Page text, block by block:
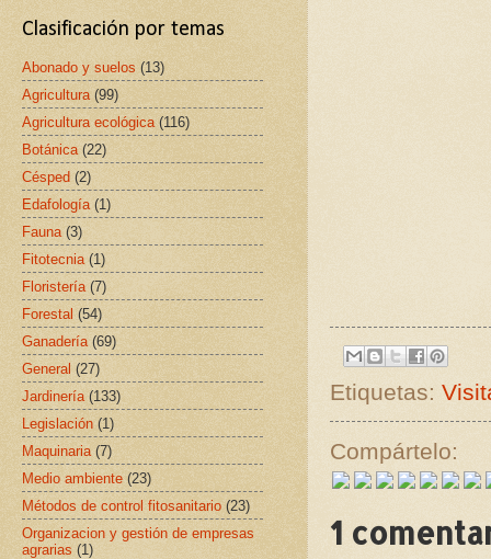
Etiquetas:
Compártelo:
1
Clasificación por temas
Abonado y suelos (13)
Agricultura (99)
Agricultura ecológica (116)
Botánica (22)
Césped (2)
Edafología (1)
Fauna (3)
Fitotecnia (1)
Floristería (7)
Forestal (54)
Ganadería (69)
General (27)
Jardinería (133)
Legislación (1)
Maquinaria (7)
Medio ambiente (23)
Métodos de control fitosanitario (23)
Organizacion y gestión de empresas
agrarias (1)